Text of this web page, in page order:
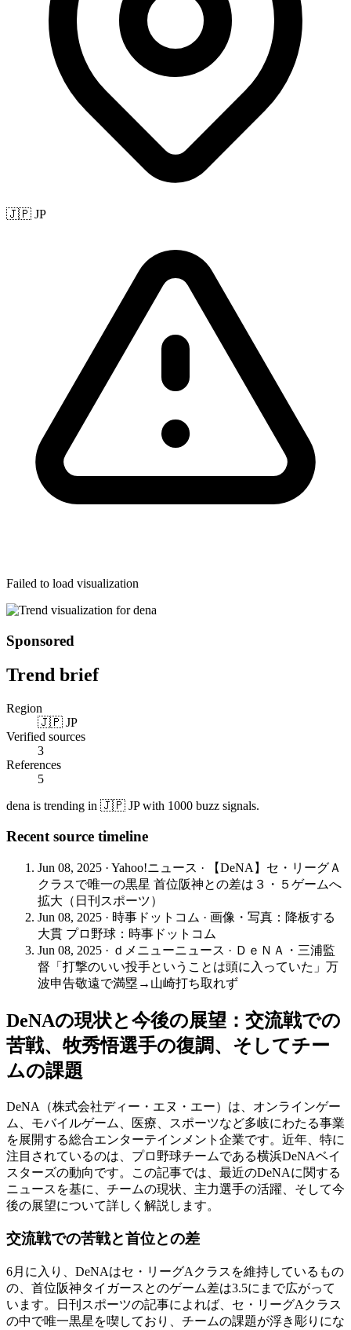
🇯🇵 JP
Failed to load visualization
Sponsored
Trend brief
Region
🇯🇵 JP
Verified sources
3
References
5
dena is trending in 🇯🇵 JP with 1000 buzz signals.
Recent source timeline
Jun 08, 2025 · Yahoo!ニュース ·
【DeNA】セ・リーグＡ
クラスで唯一の黒星 首位阪神との差は３・５ゲームへ
拡大（日刊スポーツ）
Jun 08, 2025 · 時事ドットコム · 画像・写真：降板する
大貫 プロ野球：時事ドットコム
Jun 08, 2025 · ｄメニューニュース · ＤｅＮＡ・三浦監
督「打撃のいい投手ということは頭に入っていた」万
波申告敬遠で満塁→山崎打ち取れず
DeNAの現状と今後の展望：交流戦での
苦戦、牧秀悟選手の復調、そしてチー
ムの課題
DeNA（株式会社ディー・エヌ・エー）は、オンラインゲー
ム、モバイルゲーム、医療、スポーツなど多岐にわたる事業
を展開する総合エンターテインメント企業です。近年、特に
注目されているのは、プロ野球チームである横浜DeNAベイ
スターズの動向です。この記事では、最近のDeNAに関する
ニュースを基に、チームの現状、主力選手の活躍、そして今
後の展望について詳しく解説します。
交流戦での苦戦と首位との差
6月に入り、DeNAはセ・リーグAクラスを維持しているもの
の、首位阪神タイガースとのゲーム差は3.5にまで広がって
います。日刊スポーツの記事によれば、セ・リーグAクラス
の中で唯一黒星を喫しており、チームの課題が浮き彫りにな